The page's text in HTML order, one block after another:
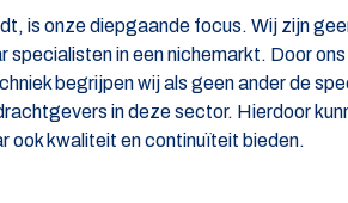
is onze diepgaande focus. Wij zijn
specialisten in een nichemarkt. Door
begrijpen wij als geen ander de
in deze sector. Hierdoor
ook kwaliteit en continuïteit bieden.